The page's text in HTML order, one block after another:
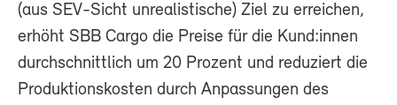
(aus SEV-Sicht unrealistische) Ziel zu erreichen,
erhöht SBB Cargo die Preise für die Kund:innen
durchschnittlich um 20 Prozent und reduziert die
Produktionskosten durch Anpassungen des